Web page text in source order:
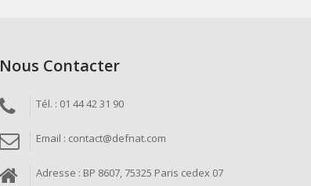
Nous Contacter
Tél. : 01 44 42 31 90
Email : contact@defnat.com
Adresse : BP 8607, 75325 Paris cedex 07